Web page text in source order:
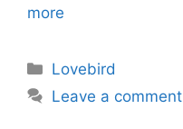
more
Categories
Lovebird
Leave a comment